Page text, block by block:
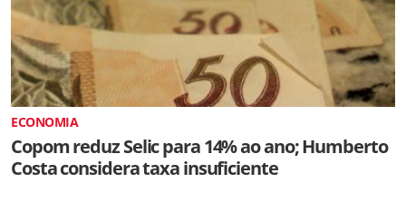
ECONOMIA
Copom reduz Selic para 14% ao ano; Humberto
Costa considera taxa insuficiente